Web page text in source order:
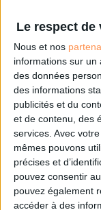
Le respect
Nous et nos
informations sur un
des données
des informations
publicités et du
et de contenu, des
services. Avec
mêmes pouvons
précises et
pouvez consentir
pouvez également
accéder à des
Sur le même sujet:
L'édition scientifique :
Edition scientifique :
Odile Contat, ancienne
pro open access
0
Édition Scientifique